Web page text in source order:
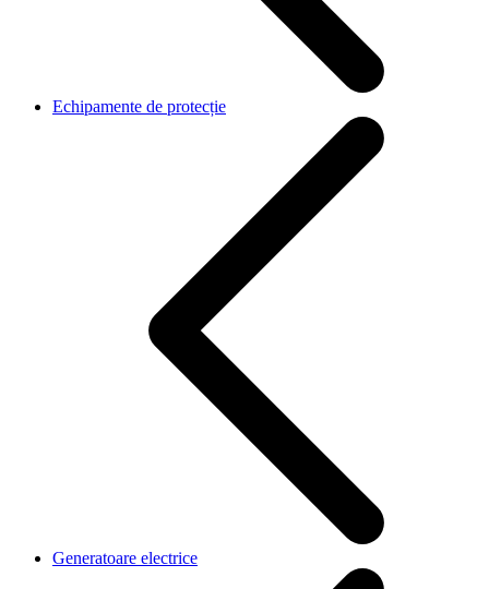
Echipamente de protecție
Generatoare electrice